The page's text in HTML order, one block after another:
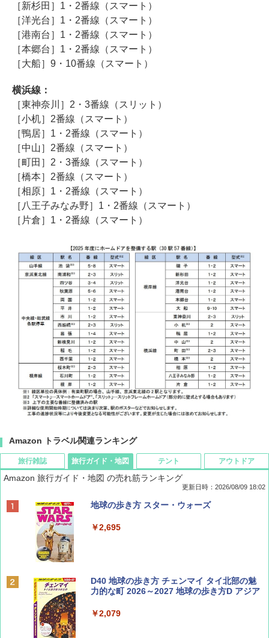
［新杉田］1・2番線（スマート）
［洋光台］1・2番線（スマート）
［港南台］1・2番線（スマート）
［本郷台］1・2番線（スマート）
［大船］9・10番線（スマート）
横浜線：
［東神奈川］2・3番線（スリット）
［小机］2番線（スマート）
［鴨居］1・2番線（スマート）
［中山］2番線（スマート）
［町田］2・3番線（スマート）
［橋本］2番線（スマート）
［相原］1・2番線（スマート）
［八王子みなみ野］1・2番線（スマート）
［片倉］1・2番線（スマート）
Amazon トラベル関連ランキング
旅行雑誌
BE-PAL(ビ-パル) 2026年 9 月号【特別付録:
ディズニーファン ２０２６年 ９月号 [雑
誌] (ＤＩＳＮＥＹ ＦＡＮ)
￥713
旅行ガイド・地図
Amazon 旅行ガイド・地図 の売れ筋ランキング
更新日時：2026/08/09 18:02
地球の歩き方 スター・ウォーズ
￥2,695
D40 地球の歩き方 チェンマイ タイ北部の魅
力的な町 2026～2027 地球の歩き方D アジア
￥2,079
テント アウトドア